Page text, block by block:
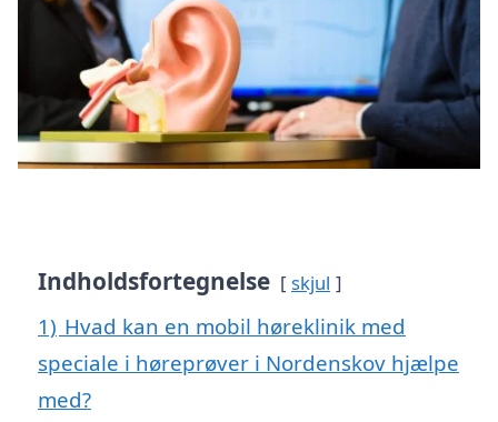
Indholdsfortegnelse skjul
1) Hvad kan en mobil høreklinik med
speciale i høreprøver i Nordenskov hjælpe
med?